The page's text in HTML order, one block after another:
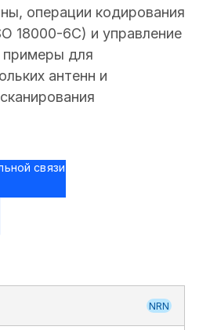
операции кодирования
18000-6C) и управление
примеры для
антенн и
связи
NRN